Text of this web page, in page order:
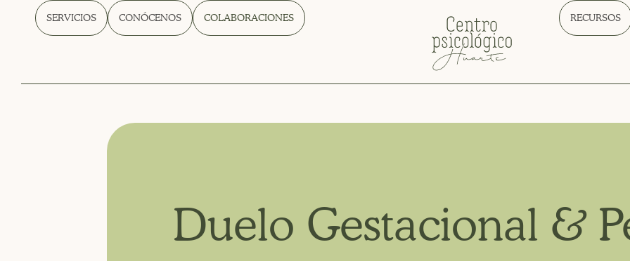
SERVICIOS CONÓCENOS COLABORACIONES RECURSOS
Duelo Gestacional &